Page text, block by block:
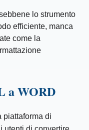
lo strumento
efficiente, manca
come la
a WORD
piattaforma di